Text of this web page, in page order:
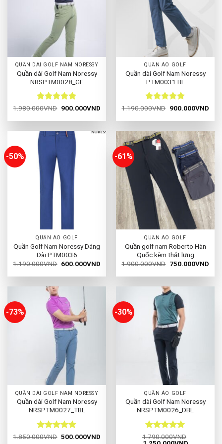
QUẦN DÀI GOLF NAM NORESSY
Quần dài Golf Nam Noressy
NRSPTM0028_GE
Được xếp
sao
1.980.000VND Giá
là:
900.000VNDGiá
tại
900.000VND.
QUẦN ÁO GOLF
Quần dài Golf Nam Noressy
PTM0031 BL
Được xếp
sao
1.190.000VND Giá
là:
900.000VNDGiá
tại
-50%
QUẦN ÁO GOLF
Quần Golf Nam Noressy Dáng
Dài PTM0036
1.190.000VND Giá
là:
600.000VNDGiá
tại
600.000VND.
-61%
QUẦN ÁO GOLF
Quần golf nam Roberto Hàn
Quốc kèm thắt lưng
1.900.000VND Giá
là:
750.000VNDGiá
tại
-73%
QUẦN DÀI GOLF NAM NORESSY
Quần dài Golf Nam Noressy
NRSPTM0027_TBL
Được xếp
1.850.000VND Giá
500.000VNDGiá
-30%
QUẦN ÁO GOLF
Quần dài Golf Nam Noressy
NRSPTM0026_DBL
Được xếp
1.790.000VND
Giá
Giá